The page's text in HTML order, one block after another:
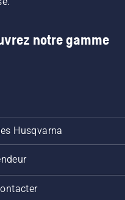
notre gamme
Husqvarna